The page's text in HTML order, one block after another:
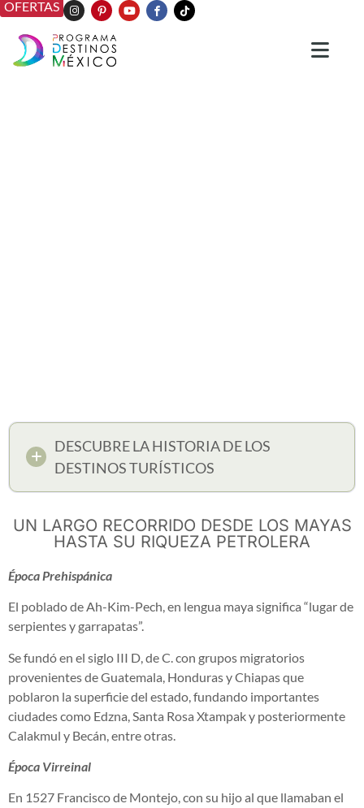
OFERTAS
DESCUBRE LA HISTORIA DE LOS
DESTINOS TURÍSTICOS
UN LARGO RECORRIDO DESDE LOS MAYAS
HASTA SU RIQUEZA PETROLERA
Época Prehispánica
El poblado de Ah-Kim-Pech, en lengua maya significa “lugar de
serpientes y garrapatas”.
Se fundó en el siglo III D, de C. con grupos migratorios
provenientes de Guatemala, Honduras y Chiapas que
poblaron la superficie del estado, fundando importantes
ciudades como Edzna, Santa Rosa Xtampak y posteriormente
Calakmul y Becán, entre otras.
Época Virreinal
En 1527 Francisco de Montejo, con su hijo al que llamaban el